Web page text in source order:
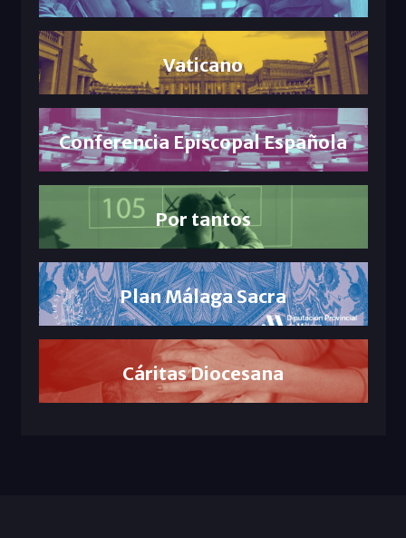
Vaticano
Conferencia Episcopal Española
Por tantos
Plan Málaga Sacra
Cáritas Diocesana